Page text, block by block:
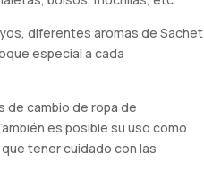
diferentes aromas de Sachet
especial a cada
de cambio de ropa de
es posible su uso como
tener cuidado con las